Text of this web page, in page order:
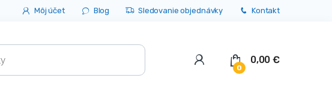
Môj účet Blog Sledovanie objednávky Kontakt
0
0,00€